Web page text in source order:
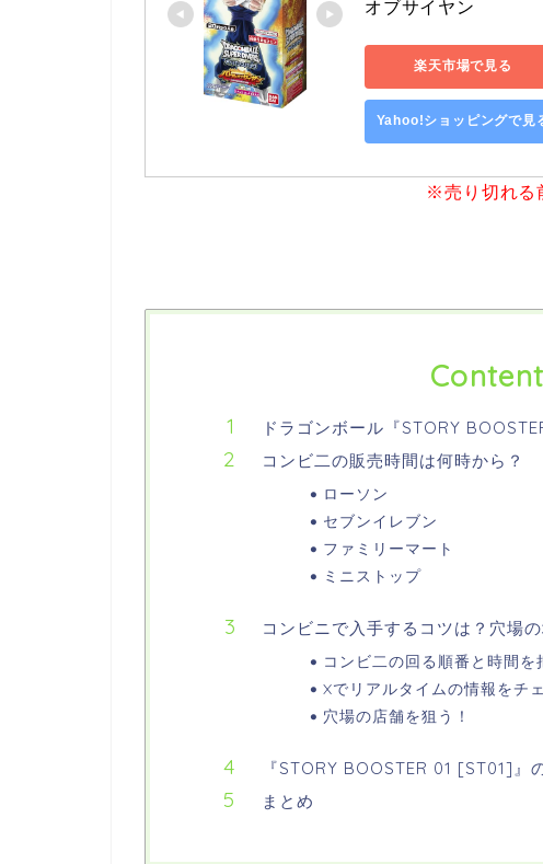
オブサイヤン
楽天市場で見る
Yahoo!ショッピングで見
※売り切れる
ドラゴンボール『STORY
コンビ二の販売時間は何時から？
ローソン
セブンイレブン
ファミリーマート
ミニストップ
コンビニで入手するコツは？穴場の
コンビ二の回る順番と時間を
Xでリアルタイムの情報をチ
穴場の店舗を狙う！
『STORY BOOSTER 01 [ST01]』
まとめ